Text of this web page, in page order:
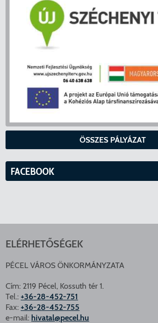
ÖSSZES PÁLYÁZAT
FACEBOOK
ELÉRHETŐSÉGEK
PÉCEL VÁROS ÖNKORMÁNYZATA
Cím: 2119 Pécel, Kossuth tér 1.
Tel.:+36-28-452-751
Fax:+36-28-452-755
e-mail: hivatal@pecel.hu